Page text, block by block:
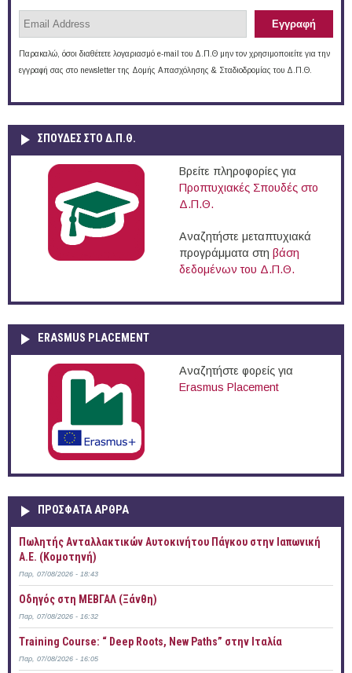
Παρακαλώ, όσοι διαθέτετε λογαριασμό e-mail του Δ.Π.Θ μην τον χρησιμοποιείτε για την
εγγραφή σας στο newsletter της Δομής Απασχόλησης & Σταδιοδρομίας του Δ.Π.Θ.
ΣΠΟΥΔΈΣ ΣΤΟ Δ.Π.Θ.
Βρείτε πληροφορίες για
Προπτυχιακές Σπουδές στο
Δ.Π.Θ.
Αναζητήστε μεταπτυχιακά
προγράμματα στη βάση
δεδομένων του Δ.Π.Θ.
ERASMUS PLACEMENT
Αναζητήστε φορείς για
Erasmus Placement
ΠΡOΣΦΑΤΑ AΡΘΡΑ
Πωλητής Ανταλλακτικών Αυτοκινήτου Πάγκου στην Ιαπωνική
Α.Ε. (Κομοτηνή)
Παρ, 07/08/2026 - 18:43
Οδηγός στη ΜΕΒΓΑΛ (Ξάνθη)
Παρ, 07/08/2026 - 16:32
Training Course: “ Deep Roots, New Paths” στην Ιταλία
Παρ, 07/08/2026 - 16:05